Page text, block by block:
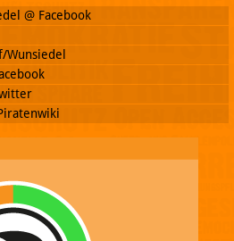
@ Facebook